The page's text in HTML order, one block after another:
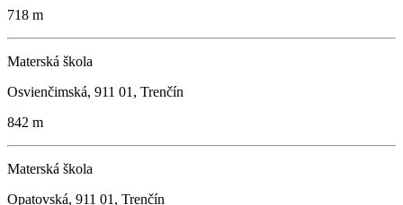
718 m
Materská škola
Osvienčimská, 911 01, Trenčín
842 m
Materská škola
Opatovská, 911 01, Trenčín